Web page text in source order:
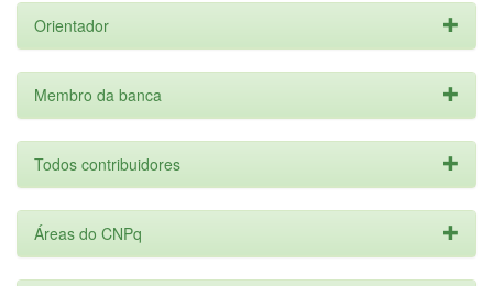
Orientador
Membro da banca
Todos contribuidores
Áreas do CNPq